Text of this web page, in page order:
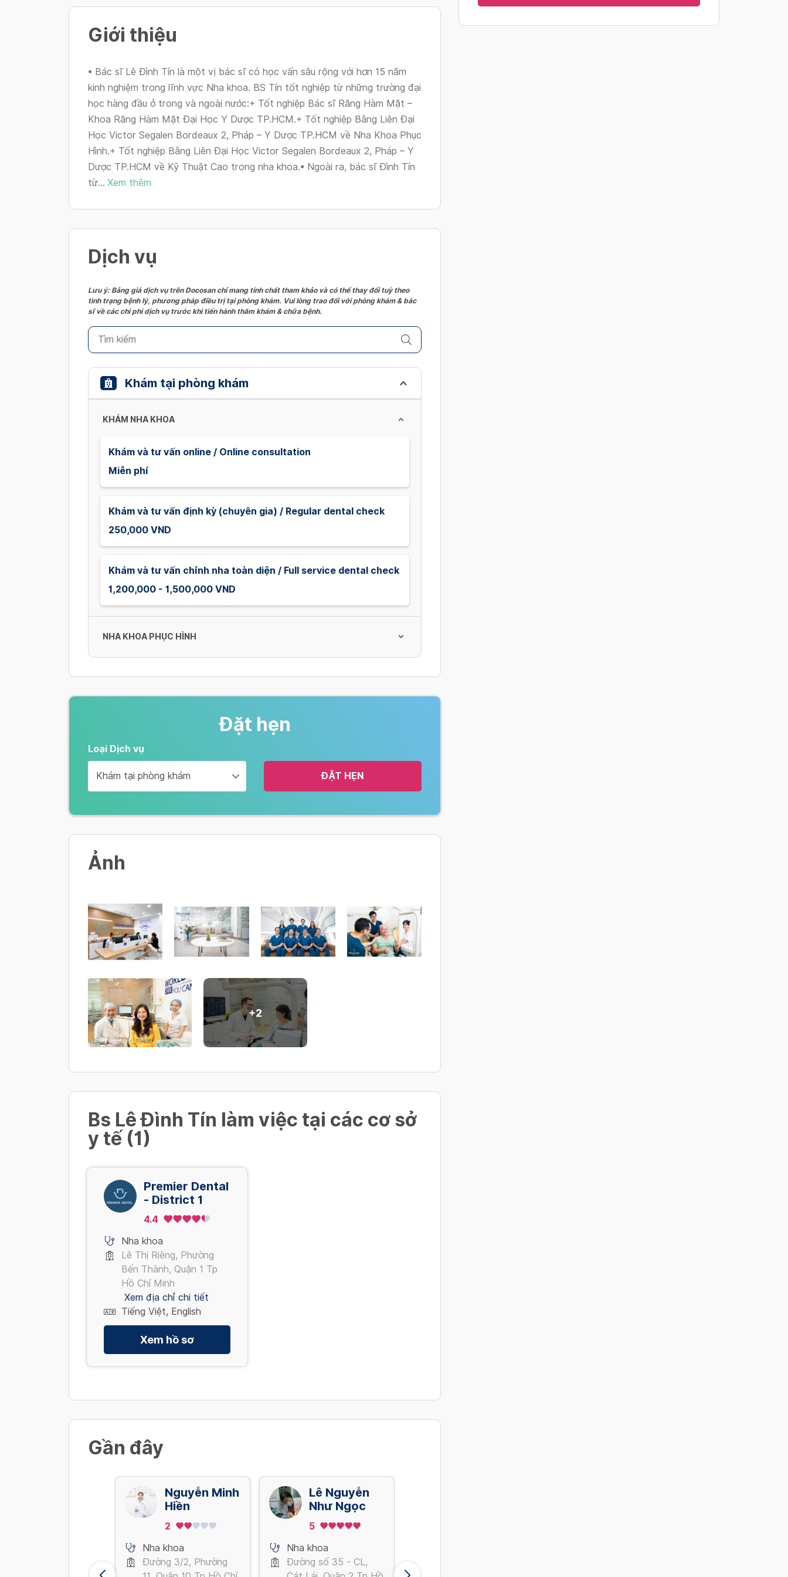
Giới thiệu
• Bác sĩ Lê Đình Tín là một vị bác sĩ có học vấn sâu rộng với hơn 15 năm
kinh nghiệm trong lĩnh vực Nha khoa. BS Tín tốt nghiệp từ những trường đại
học hàng đầu ở trong và ngoài nước:+ Tốt nghiệp Bác sĩ Răng Hàm Mặt –
Khoa Răng Hàm Mặt Đại Học Y Dược TP.HCM.+ Tốt nghiệp Bằng Liên Đại
Học Victor Segalen Bordeaux 2, Pháp – Y Dược TP.HCM về Nha Khoa Phục
Hình.+ Tốt nghiệp Bằng Liên Đại Học Victor Segalen Bordeaux 2, Pháp – Y
Dược TP.HCM về Kỹ Thuật Cao trong nha khoa.• Ngoài ra, bác sĩ Đình Tín
từ... Xem thêm
Dịch vụ
Lưu ý: Bảng giá dịch vụ trên Docosan chỉ mang tính chất tham khảo và có thể thay đổi tuỳ theo
tình trạng bệnh lý, phương pháp điều trị tại phòng khám. Vui lòng trao đổi với phòng khám & bác
sĩ về các chi phí dịch vụ trước khi tiến hành thăm khám & chữa bệnh.
Khám tại phòng khám
KHÁM NHA KHOA
Khám và tư vấn online / Online consultation
Miễn phí
Khám và tư vấn định kỳ (chuyên gia) / Regular dental check
250,000 VND
Khám và tư vấn chỉnh nha toàn diện / Full service dental check
1,200,000 - 1,500,000 VND
NHA KHOA PHỤC HÌNH
Phim toàn cảnh
150,000 VND
400,000 VND
Cạo vôi
Nhổ răng
400,000 - 700,000 VND
Trám răng
400,000 - 900,000 VND
Xem thêm
Đặt hẹn
Loại Dịch vụ
Khám tại phòng khám ĐẶT HẸN
Ảnh
+2
Bs Lê Đình Tín làm việc tại các cơ sở
y tế (1)
Premier Dental
- District 1
4.4
Nha khoa
Lê Thị Riêng, Phường
Bến Thành, Quận 1 Tp
Hồ Chí Minh
Xem địa chỉ chi tiết
Tiếng Việt, English
Xem hồ sơ
Gần đây
Nguyễn Minh
Hiền
2
Nha khoa
Đường 3/2, Phường
Lê Nguyễn
Như Ngọc
5
Nha khoa
Đường số 35 - CL,
dates.